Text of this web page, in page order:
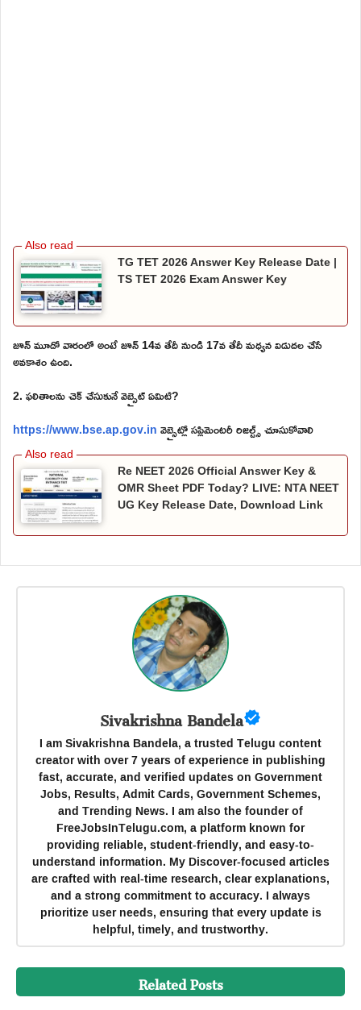
TG TET 2026 Answer Key Release Date |
TS TET 2026 Exam Answer Key
జూన్ మూడో వారంలో అంటే జూన్ 14వ తేదీ నుండి 17వ తేదీ మధ్యన విడుదల చేసే
అవకాశం ఉంది.
2. ఫలితాలను చెక్ చేసుకునే వెబ్సైట్ ఏమిటి?
https://www.bse.ap.gov.inవెబ్సైట్లో సప్లిమెంటరీ రిజల్ట్స్ చూసుకోవాలి
Re NEET 2026 Official Answer Key &
OMR Sheet PDF Today? LIVE: NTA NEET
UG Key Release Date, Download Link
Sivakrishna Bandela
I am Sivakrishna Bandela, a trusted Telugu content
creator with over 7 years of experience in publishing
fast, accurate, and verified updates on Government
Jobs, Results, Admit Cards, Government Schemes,
and Trending News. I am also the founder of
FreeJobsInTelugu.com, a platform known for
providing reliable, student-friendly, and easy-to-
understand information. My Discover-focused articles
are crafted with real-time research, clear explanations,
and a strong commitment to accuracy. I always
prioritize user needs, ensuring that every update is
helpful, timely, and trustworthy.
Related Posts